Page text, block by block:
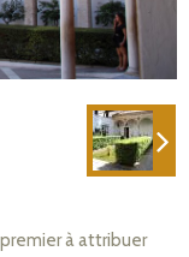
à attribuer